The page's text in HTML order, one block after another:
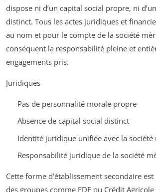
dispose ni d’un capital social propre, ni
distinct. Tous les actes juridiques et
au nom et pour le compte de la société
conséquent la responsabilité pleine et
engagements pris.
Juridiques
Pas de personnalité morale propre
Absence de capital social distinct
Identité juridique unifiée avec la société
Responsabilité juridique de la société
Cette forme d’établissement secondaire
des groupes comme EDF ou Crédit